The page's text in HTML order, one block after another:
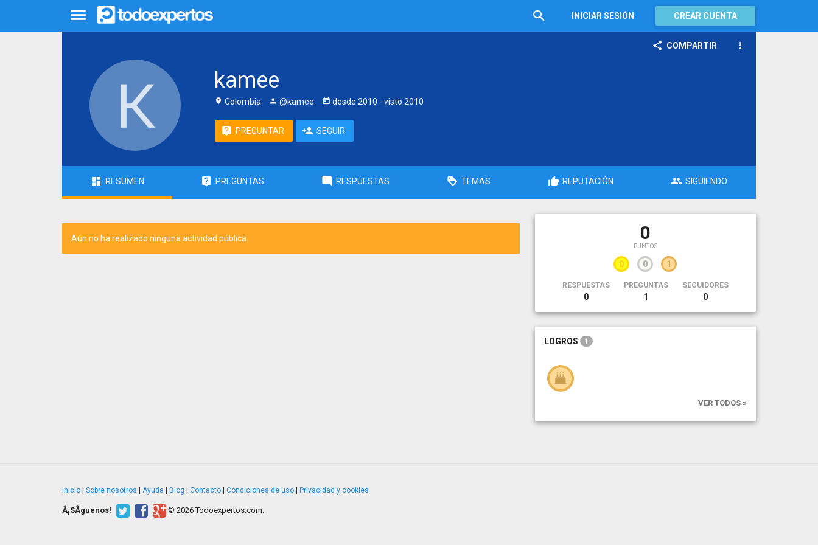
INICIAR SESIÓN CREAR CUENTA
COMPARTIR
kamee
Colombia @kamee desde 2010 - visto 2010
PREGUNTAR SEGUIR
RESUMEN PREGUNTAS RESPUESTAS TEMAS REPUTACIÓN SIGUIENDO
Aún no ha realizado ninguna actividad pública. 0
PUNTOS
0 0 1
RESPUESTAS
0
PREGUNTAS
1
SEGUIDORES
0
LOGROS 1
VER TODOS »
Inicio Sobre nosotros Ayuda Blog Contacto Condiciones de uso Privacidad y cookies
Â¡SÃ­guenos! © 2026 Todoexpertos.com.